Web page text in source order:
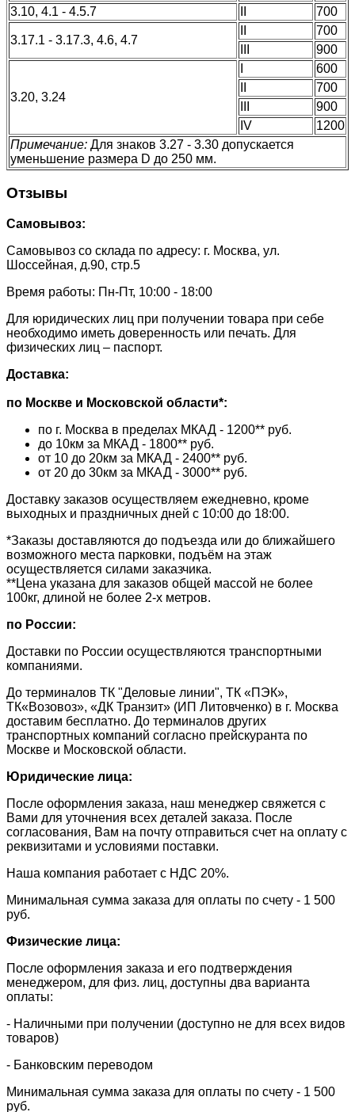
3.10, 4.1 - 4.5.7
700
3.17.1 - 3.17.3, 4.6, 4.7
700
900
3.20, 3.24
600
700
900
IV
1200
Примечание: Для знаков 3.27 - 3.30 допускается
уменьшение размера D до 250 мм.
Отзывы
Самовывоз:
Самовывоз со склада по адресу: г. Москва, ул.
Шоссейная, д.90, стр.5
Время работы: Пн-Пт, 10:00 - 18:00
Для юридических лиц при получении товара при себе
необходимо иметь доверенность или печать. Для
физических лиц – паспорт.
Доставка:
по Москве и Московской области*:
по г. Москва в пределах МКАД - 1200** руб.
до 10км за МКАД - 1800** руб.
от 10 до 20км за МКАД - 2400** руб.
от 20 до 30км за МКАД - 3000** руб.
Доставку заказов осуществляем ежедневно, кроме
выходных и праздничных дней с 10:00 до 18:00.
*Заказы доставляются до подъезда или до ближайшего
возможного места парковки, подъём на этаж
осуществляется силами заказчика.
**Цена указана для заказов общей массой не более
100кг, длиной не более 2-х метров.
по России:
Доставки по России осуществляются транспортными
компаниями.
До терминалов ТК "Деловые линии", ТК «ПЭК»,
ТК«Возовоз», «ДК Транзит» (ИП Литовченко) в г. Москва
доставим бесплатно. До терминалов других
транспортных компаний согласно прейскуранта по
Москве и Московской области.
Юридические лица:
После оформления заказа, наш менеджер свяжется с
Вами для уточнения всех деталей заказа. После
согласования, Вам на почту отправиться счет на оплату с
реквизитами и условиями поставки.
​Наша компания работает с НДС 20%.
​Минимальная сумма заказа для оплаты по счету - 1 500
руб.
Физические лица:
После оформления заказа и его подтверждения
менеджером, для физ. лиц, доступны два варианта
оплаты:
- Наличными при получении (доступно не для всех видов
товаров)
- Банковским переводом
Минимальная сумма заказа для оплаты по счету - 1 500
руб.